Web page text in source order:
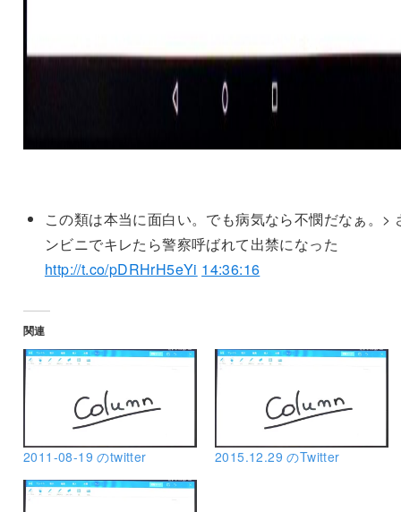
この類は本当に面白い。でも病気なら不憫だなぁ。>
ンビニでキレたら警察呼ばれて出禁になった
http://t.co/pDRHrH5eYi 14:36:16
関連
2011-08-19 のtwitter 2015.12.29 のTwitter